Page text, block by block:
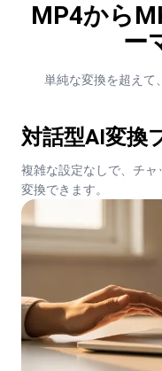
MP4から
ー
単純な変換を超えて
対話型AI変換
複雑な設定なしで、チャ
変換できます。